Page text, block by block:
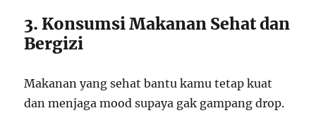
3. Konsumsi Makanan Sehat dan
Bergizi
Makanan yang sehat bantu kamu tetap kuat
dan menjaga mood supaya gak gampang drop.